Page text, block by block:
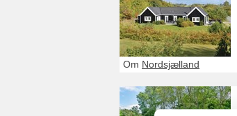
Om Nordsjælland